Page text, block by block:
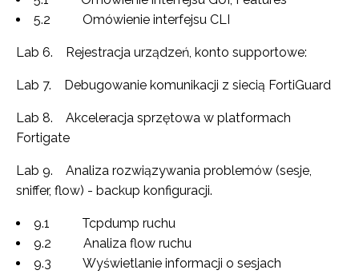
5.2 Omówienie interfejsu CLI
Lab 6. Rejestracja urządzeń, konto supportowe:
Lab 7. Debugowanie komunikacji z siecią FortiGuard
Lab 8. Akceleracja sprzętowa w platformach
Fortigate
Lab 9. Analiza rozwiązywania problemów (sesje,
sniffer, flow) - backup konfiguracji.
9.1 Tcpdump ruchu
9.2 Analiza flow ruchu
9.3 Wyświetlanie informacji o sesjach